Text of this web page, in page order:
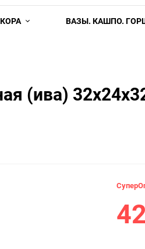
ВАЗЫ. КАШПО.
(ива)